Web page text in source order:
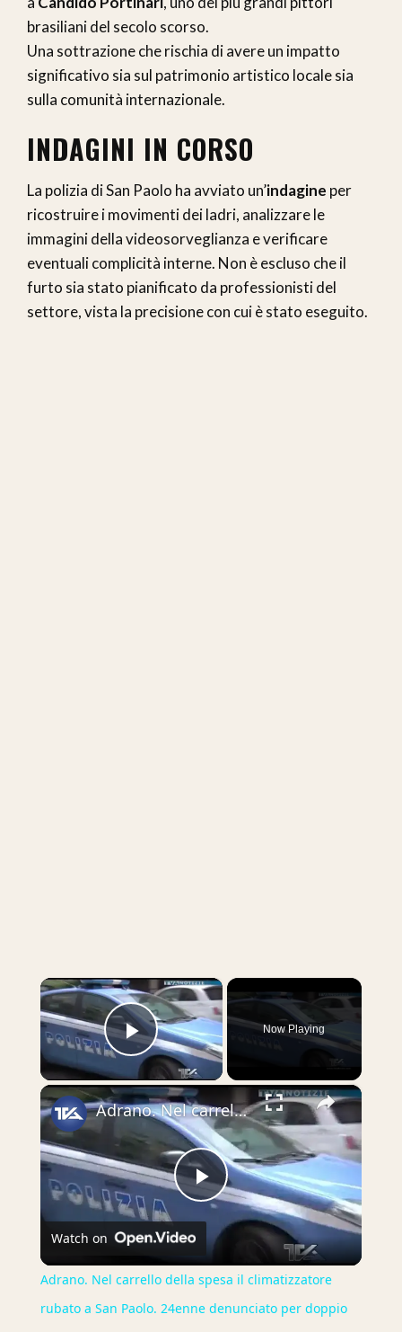
brasiliani del secolo scorso.
Una sottrazione che rischia di avere un impatto
significativo sia sul patrimonio artistico locale sia
sulla comunità internazionale.
INDAGINI IN CORSO
La polizia di San Paolo ha avviato un’indagine per
ricostruire i movimenti dei ladri, analizzare le
immagini della videosorveglianza e verificare
eventuali complicità interne. Non è escluso che il
furto sia stato pianificato da professionisti del
settore, vista la precisione con cui è stato eseguito.
×
Play Video
Now Playing
×
Play
Video
Adrano. Nel carrello della spesa il climatizzatore rubato a San Paolo. 24enne denunciato per doppio
Watch on
Adrano. Nel carrello della spesa il climatizzatore
rubato a San Paolo. 24enne denunciato per doppio